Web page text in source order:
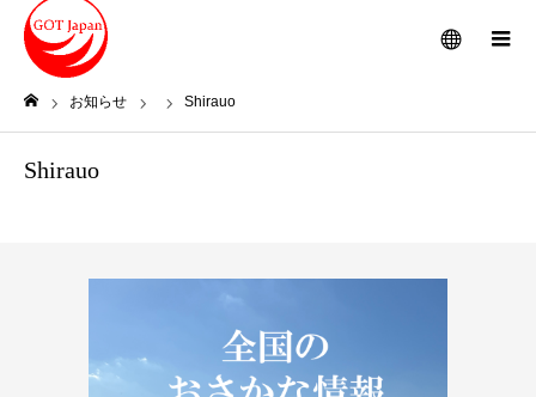
メニュー
お知らせ Shirauo
Shirauo